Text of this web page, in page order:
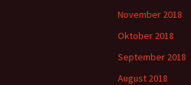
November 2018
Oktober 2018
September 2018
August 2018